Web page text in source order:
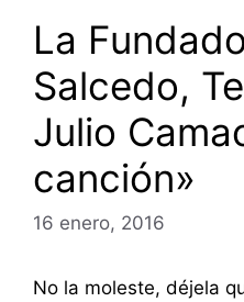
La
Salcedo,
Julio
canción»
16 enero, 2016
No la moleste, déjela